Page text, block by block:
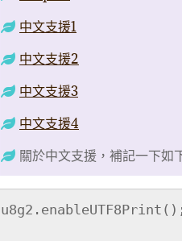
中文支援1
中文支援2
中文支援3
中文支援4
關於中文支援，補記一下如